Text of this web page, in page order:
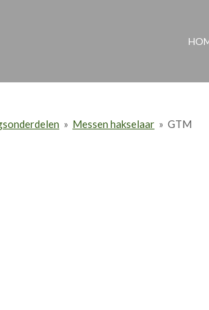
» Messen hakselaar » GTM